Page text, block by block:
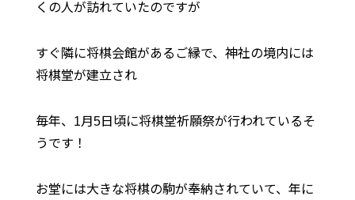
くの人が訪れていたのですが
すぐ隣に将棋会館があるご縁で、神社の境内には
将棋堂が建立され
毎年、1月5日頃に将棋堂祈願祭が行われているそ
うです！
お堂には大きな将棋の駒が奉納されていて、年に